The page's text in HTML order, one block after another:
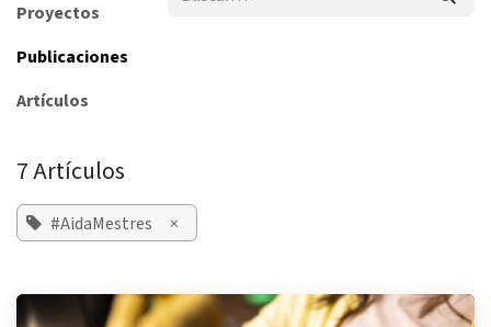
Proyectos
Publicaciones
Artículos
7 Artículos
#AidaMestres ×